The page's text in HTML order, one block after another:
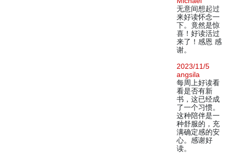
无意间想起过
来好读怀念一
下。竟然是惊
喜！好读活过
来了！感恩 感
谢。
2023/11/5
angsila
每周上好读看
看是否有新
书，这已经成
了一个习惯。
这种陪伴是一
种舒服的，充
满确定感的安
心。感谢好
读。